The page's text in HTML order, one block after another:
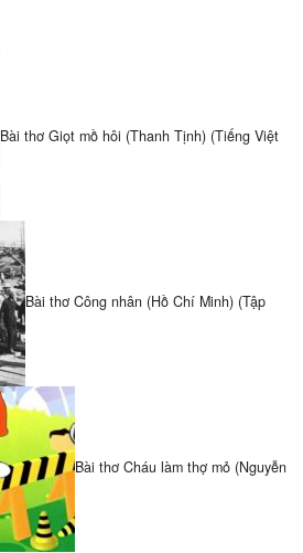
Bài thơ Giọt mồ hôi (Thanh Tịnh) (Tiếng Việt
Bài thơ Công nhân (Hồ Chí Minh) (Tập
Bài thơ Cháu làm thợ mỏ (Nguyễn